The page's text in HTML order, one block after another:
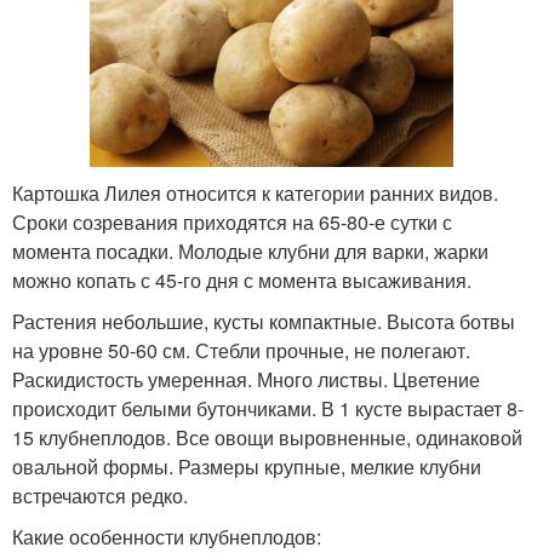
Картошка Лилея относится к категории ранних видов.
Сроки созревания приходятся на 65-80-е сутки с
момента посадки. Молодые клубни для варки, жарки
можно копать с 45-го дня с момента высаживания.
Растения небольшие, кусты компактные. Высота ботвы
на уровне 50-60 см. Стебли прочные, не полегают.
Раскидистость умеренная. Много листвы. Цветение
происходит белыми бутончиками. В 1 кусте вырастает 8-
15 клубнеплодов. Все овощи выровненные, одинаковой
овальной формы. Размеры крупные, мелкие клубни
встречаются редко.
Какие особенности клубнеплодов: